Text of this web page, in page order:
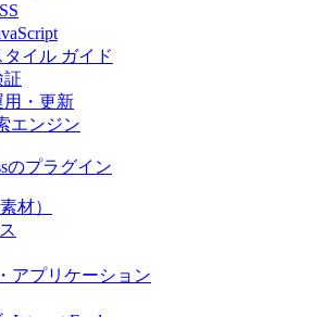
イル ガイド
証
用・更新
エンジン
のプラグイン
材）
アプリケーション